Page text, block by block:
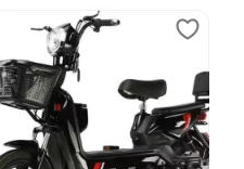
СПЕЦИАЛЬНО ПОД